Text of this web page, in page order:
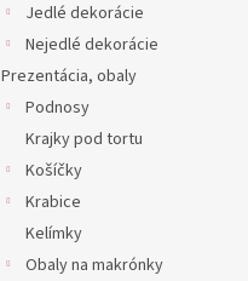
Jedlé dekorácie
Nejedlé dekorácie
Prezentácia, obaly
Podnosy
Krajky pod tortu
Košíčky
Krabice
Kelímky
Obaly na makrónky